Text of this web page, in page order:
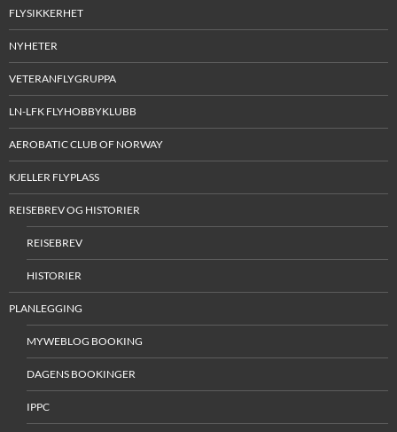
FLYSIKKERHET
NYHETER
VETERANFLYGRUPPA
LN-LFK FLYHOBBYKLUBB
AEROBATIC CLUB OF NORWAY
KJELLER FLYPLASS
REISEBREV OG HISTORIER
REISEBREV
HISTORIER
PLANLEGGING
MYWEBLOG BOOKING
DAGENS BOOKINGER
IPPC